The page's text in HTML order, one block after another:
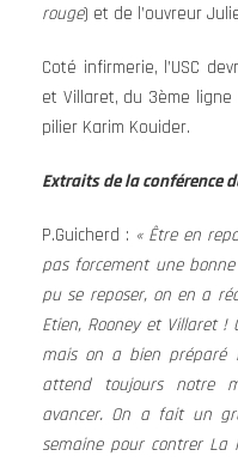
rouge) et de l’ouvreur
Coté infirmerie, l’USC
et Villaret, du 3ème
pilier Karim Kouider.
Extraits de la conférence
P.Guicherd : « Être en
pas forcement une
pu se reposer, on en a
Etien, Rooney et Villaret !
mais on a bien préparé
attend toujours notre
avancer. On a fait un
semaine pour contrer La